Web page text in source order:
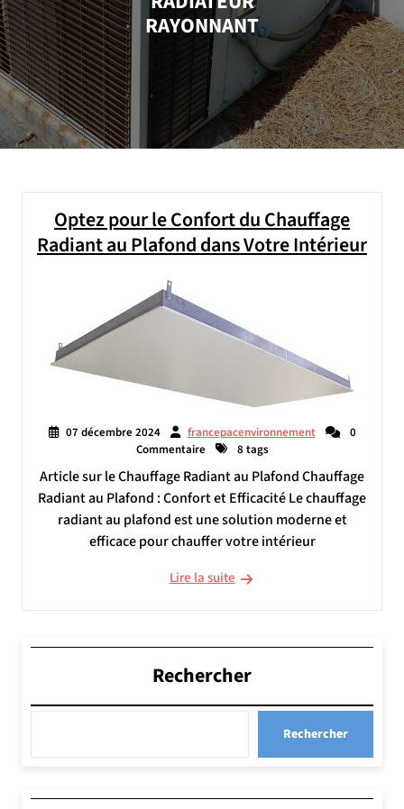
RAYONNANT
Optez pour le Confort du Chauffage
Radiant au Plafond dans Votre Intérieur
07 décembre 2024 francepacenvironnement
0
Commentaire
8 tags
Article sur le Chauffage Radiant au Plafond Chauffage
Radiant au Plafond : Confort et Efficacité Le chauffage
radiant au plafond est une solution moderne et
efficace pour chauffer votre intérieur
Lire la suite
Rechercher
Rechercher